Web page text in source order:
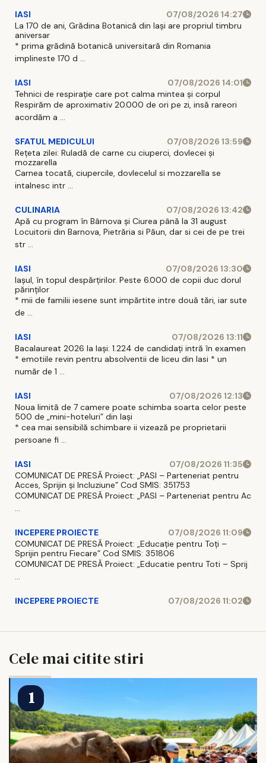
IASI
07/08/2026 14:27
La 170 de ani, Grădina Botanică din Iași are propriul timbru
aniversar
* prima grădină botanică universitară din Romania
implineste 170 d ...
IASI
07/08/2026 14:01
Tehnici de respirație care pot calma mintea și corpul
Respirăm de aproximativ 20.000 de ori pe zi, insă rareori
acordăm a ...
SFATUL MEDICULUI
07/08/2026 13:59
Rețeta zilei: Ruladă de carne cu ciuperci, dovlecei și
mozzarella
Carnea tocată, ciupercile, dovlecelul si mozzarella se
intalnesc intr ...
CULINARIA
07/08/2026 13:42
Apă cu program în Bârnova și Ciurea până la 31 august
Locuitorii din Barnova, Pietrăria si Păun, dar si cei de pe trei
str ...
IASI
07/08/2026 13:30
Iașul, în topul despărțirilor. Peste 6.000 de copii duc dorul
părinților
* mii de familii iesene sunt impărtite intre două tări, iar sute
de ...
IASI
07/08/2026 13:11
Bacalaureat 2026 la Iași: 1.224 de candidați intră în examen
* emotiile revin pentru absolventii de liceu din Iasi * un
număr de 1 ...
IASI
07/08/2026 12:13
Noua limită de 7 camere poate schimba soarta celor peste
500 de „mini-hoteluri” din Iași
* cea mai sensibilă schimbare ii vizează pe proprietarii
persoane fi ...
IASI
07/08/2026 11:35
COMUNICAT DE PRESĂ Proiect: „PASI – Parteneriat pentru
Acces, Sprijin și Incluziune” Cod SMIS: 351753
COMUNICAT DE PRESĂ Proiect: „PASI – Parteneriat pentru Ac
...
INCEPERE PROIECTE
07/08/2026 11:09
COMUNICAT DE PRESĂ Proiect: „Educație pentru Toți –
Sprijin pentru Fiecare” Cod SMIS: 351806
COMUNICAT DE PRESĂ Proiect: „Educatie pentru Toti – Sprij
...
INCEPERE PROIECTE 07/08/2026 11:02
Cele mai citite stiri